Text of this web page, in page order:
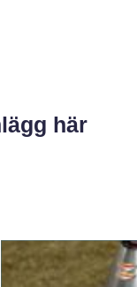
här